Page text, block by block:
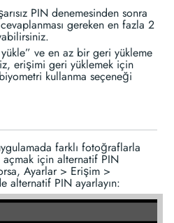
PIN denemesinden sonra
gereken en fazla 2
ve en az bir geri yükleme
erişimi geri yüklemek için
kullanma seçeneği
farklı fotoğraflarla
açmak için alternatif PIN
Ayarlar > Erişim >
alternatif PIN ayarlayın: